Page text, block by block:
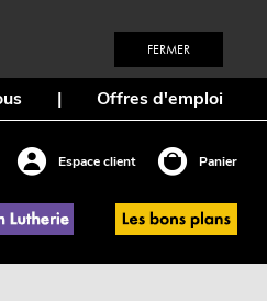
FERMER
| Offres d'emploi
Espace client Panier